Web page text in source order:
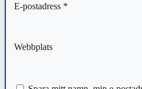
E-postadress *
Webbplats